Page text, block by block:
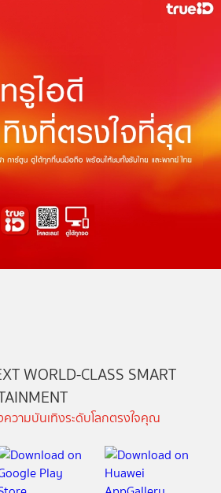
WORLD-CLASS SMART
วามบันเทิงระดับโลกตรงใจคุณ